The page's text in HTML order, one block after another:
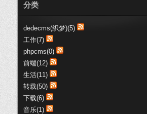
趣购网:：
这些代码真心不错，收藏了哦
黑喵客:：
不错不错，都是医疗行业-SEM干货
呀，加...
浦西vip:：
交换链接，您的博客写的不错。
分类
dedecms(织梦)(5)
工作(7)
phpcms(0)
前端(12)
生活(11)
转载(50)
下载(6)
音乐(1)